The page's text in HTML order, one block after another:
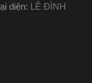
diện: LÊ ĐÌNH